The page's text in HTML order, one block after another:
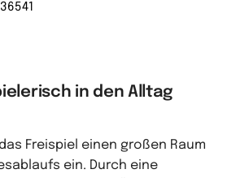
in den Alltag
Freispiel einen großen Raum
ein. Durch eine